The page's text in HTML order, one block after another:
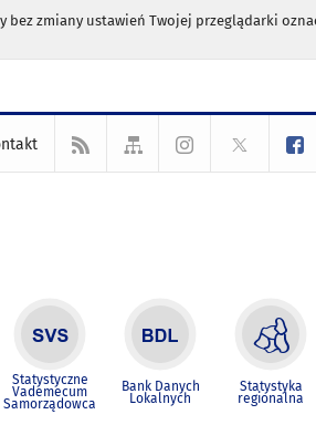
bez zmiany ustawień Twojej przeglądarki
Statystyczne
Vademecum
Samorządowca
Bank Danych
Lokalnych
Statystyka
regionalna